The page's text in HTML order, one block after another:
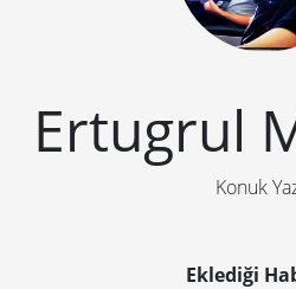
Ertugrul
Konuk
Eklediği